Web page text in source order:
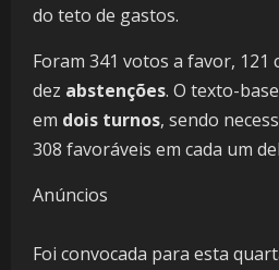
do teto de gastos.
Foram 341 votos a favor, 121
dez abstenções. O texto-
em dois turnos, sendo
308 favoráveis em cada um
Anúncios
Foi convocada para esta